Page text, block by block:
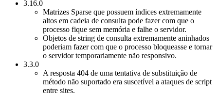
3.16.0
Matrizes Sparse que possuem índices extremamente
altos em cadeia de consulta pode fazer com que o
processo fique sem memória e falhe o servidor.
Objetos de string de consulta extremamente aninhados
poderiam fazer com que o processo bloqueasse e tornar
o servidor temporariamente não responsivo.
3.3.0
A resposta 404 de uma tentativa de substituição de
método não suportado era suscetível a ataques de script
entre sites.